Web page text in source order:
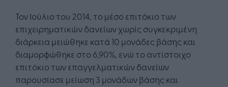
Τον Ιούλιο του 2014, το μέσο επιτόκιο των
επιχειρηματικών δανείων χωρίς συγκεκριμένη
διάρκεια μειώθηκε κατά 10 μονάδες βάσης και
διαμορφώθηκε στο 6,90%, ενώ το αντίστοιχο
επιτόκιο των επαγγελματικών δανείων
παρουσίασε μείωση 3 μονάδων βάσης και